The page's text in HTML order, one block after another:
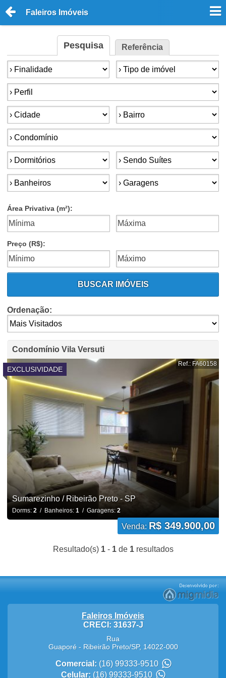
Faleiros Imóveis
Pesquisa Referência
Finalidade: Tipo de imóvel:
Perfil:
Cidade: Bairro:
Condomínios:
Dormitórios: Suítes:
Banheiros: Garagens:
Área Privativa (m²):
Preço (R$):
BUSCAR IMÓVEIS
Ordenação:
Condomínio Vila Versuti
EXCLUSIVIDADE
Ref.: FA60158
Sumarezinho / Ribeirão Preto - SP
Dorms: 2/ Banheiros: 1/ Garagens: 2
Venda: R$ 349.900,00
Resultado(s) 1- 1de 1resultados
Faleiros Imóveis
CRECI: 31637-J
Rua
Guaporé- Ribeirão Preto/SP, 14022-000
Comercial: (16) 99333-9510
Celular: (16) 99333-9510